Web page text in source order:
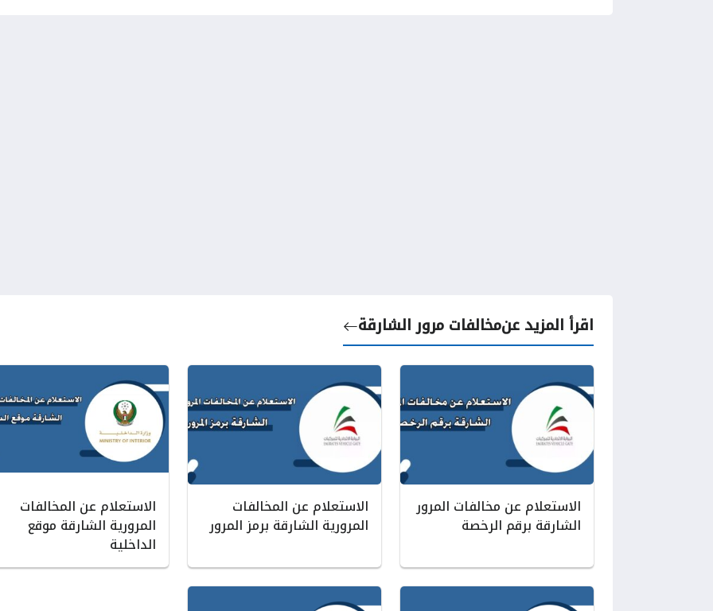
اقرأ المزيد عنمخالفات مرور الشارقة
الاستعلام عن مخالفات المرور
الشارقة برقم الرخصة
الاستعلام عن المخالفات
المرورية الشارقة برمز المرور
الاستعلام عن المخالفات
المرورية الشارقة موقع
الداخلية